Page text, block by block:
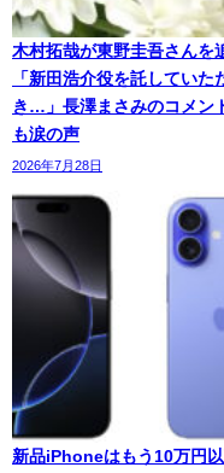
木村拓哉が東野圭吾さんを
「新田浩介役を託していた
き…」長澤まさみのコメン
も涙の声
2026年7月28日
新品iPhoneはもう10万円